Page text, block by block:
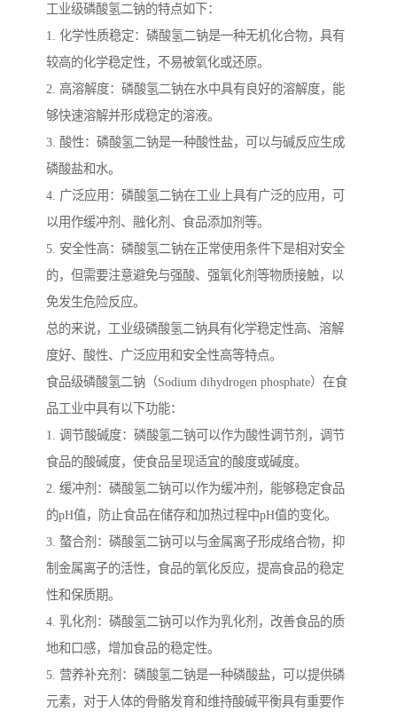
工业级磷酸氢二钠的特点如下：
1. 化学性质稳定：磷酸氢二钠是一种无机化合物，具有
较高的化学稳定性，不易被氧化或还原。
2. 高溶解度：磷酸氢二钠在水中具有良好的溶解度，能
够快速溶解并形成稳定的溶液。
3. 酸性：磷酸氢二钠是一种酸性盐，可以与碱反应生成
磷酸盐和水。
4. 广泛应用：磷酸氢二钠在工业上具有广泛的应用，可
以用作缓冲剂、融化剂、食品添加剂等。
5. 安全性高：磷酸氢二钠在正常使用条件下是相对安全
的，但需要注意避免与强酸、强氧化剂等物质接触，以
免发生危险反应。
总的来说，工业级磷酸氢二钠具有化学稳定性高、溶解
度好、酸性、广泛应用和安全性高等特点。
食品级磷酸氢二钠（Sodium dihydrogen phosphate）在食
品工业中具有以下功能：
1. 调节酸碱度：磷酸氢二钠可以作为酸性调节剂，调节
食品的酸碱度，使食品呈现适宜的酸度或碱度。
2. 缓冲剂：磷酸氢二钠可以作为缓冲剂，能够稳定食品
的pH值，防止食品在储存和加热过程中pH值的变化。
3. 螯合剂：磷酸氢二钠可以与金属离子形成络合物，抑
制金属离子的活性，食品的氧化反应，提高食品的稳定
性和保质期。
4. 乳化剂：磷酸氢二钠可以作为乳化剂，改善食品的质
地和口感，增加食品的稳定性。
5. 营养补充剂：磷酸氢二钠是一种磷酸盐，可以提供磷
元素，对于人体的骨骼发育和维持酸碱平衡具有重要作